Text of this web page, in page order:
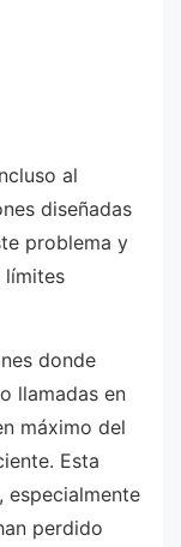
al
diseñadas
problema y
límites
donde
llamadas en
máximo del
Esta
especialmente
perdido